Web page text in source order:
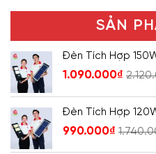
SẢN
Đèn Tích Hợp
1.090.000₫
Đèn Tích Hợp
990.000₫